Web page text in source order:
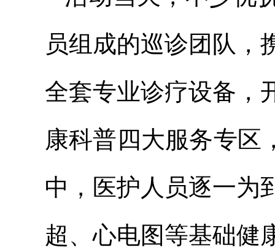
员组成的巡诊团队，
全套专业诊疗设备，
康科普四大服务专区
中，医护人员逐一为
超、心电图等基础健